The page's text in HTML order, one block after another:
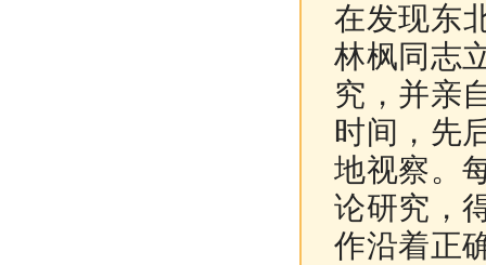
在发现东
林枫同志
究，并亲
时间，先
地视察。
论研究，
作沿着正